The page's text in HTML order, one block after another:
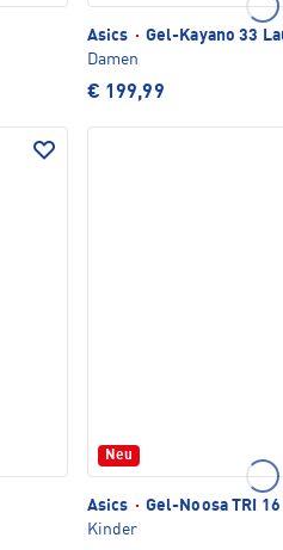
Asics · Gel-Kayano 33
Damen
€ 199,99
Neu
Asics · Gel-Noosa TRI
Kinder